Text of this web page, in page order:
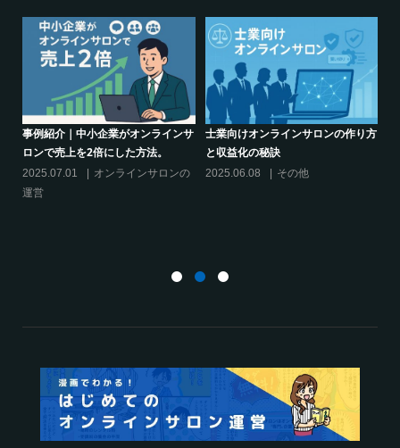
事例紹介｜中小企業がオンラインサ
ロンで売上を2倍にした方法。
2025.07.01
オンラインサロンの
運営
士業向けオンラインサロンの作り方
と収益化の秘訣
2025.06.08 その他